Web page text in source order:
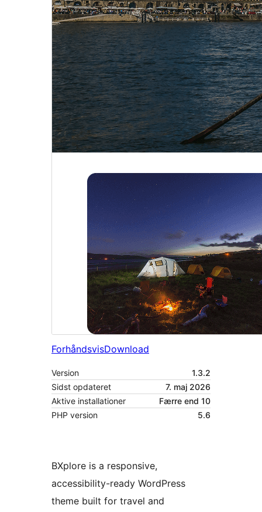
ForhåndsvisDownload
Version
1.3.2
Sidst opdateret
7. maj 2026
Aktive installationer
Færre end 10
PHP version
5.6
BXplore is a responsive,
accessibility-ready WordPress
theme built for travel and